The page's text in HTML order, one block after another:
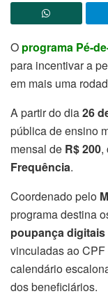
O programa Pé-
para incentivar a
em mais uma
A partir do dia26
pública de ensino
mensal de R$ 200,
Frequência.
Coordenado pelo
programa destina
poupança digitais
vinculadas ao
calendário
dos beneficiários.